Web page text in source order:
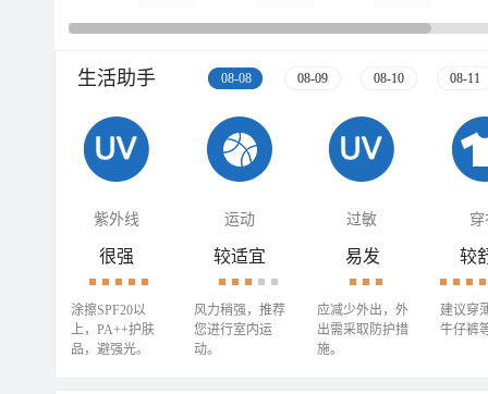
生活助手 08-08 08-09 08-10 08-11
紫外线 运动 过敏 穿
很强
涂擦SPF20以
上，PA++护肤
品，避强光。
较适宜
风力稍强，推荐
您进行室内运
动。
易发
应减少外出，外
出需采取防护措
施。
较
建议穿
牛仔裤